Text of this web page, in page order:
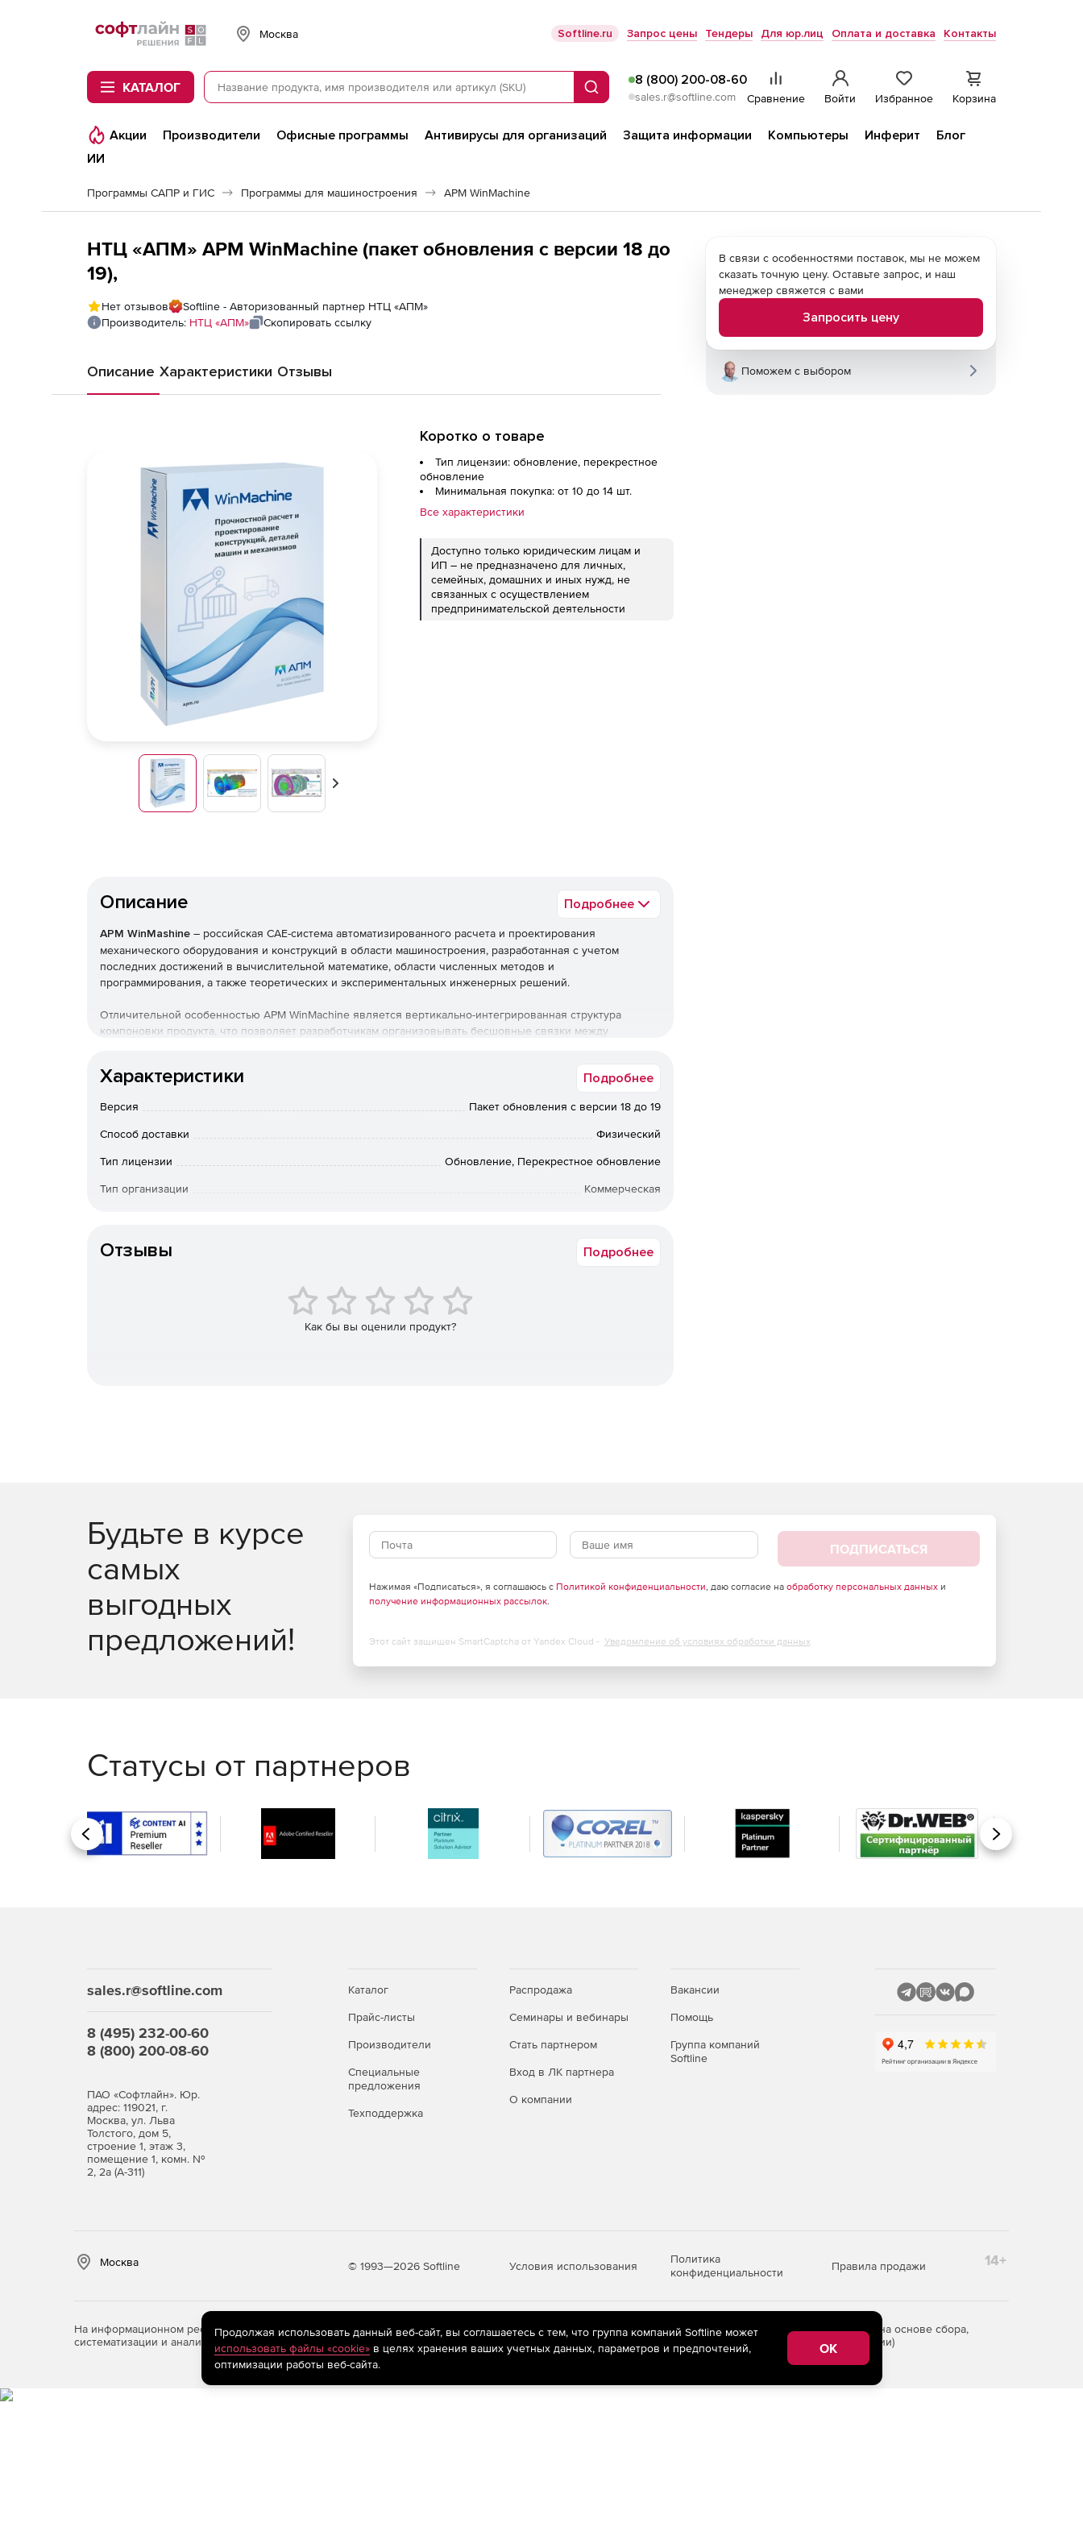
Softline
Москва Softline.ru Запрос цены Тендеры Для юр.лиц Оплата и доставка Контакты
КАТАЛОГ Поиск
8 (800) 200-08-60
sales.r@softline.com Сравнение Войти Избранное Корзина
Акции Производители Офисные программы Антивирусы для организаций Защита информации Компьютеры Инферит
Блог
ИИ
Программы САПР и ГИС Программы для машиностроения APM WinMachine
НТЦ «АПМ» APM WinMachine (пакет обновления с версии 18 до
19),
Нет отзывов
Softline - Авторизованный партнер НТЦ «АПМ»
Производитель: НТЦ «АПМ» Скопировать ссылку
Описание Характеристики Отзывы
Вперед
Коротко о товаре
Тип лицензии: обновление, перекрестное
обновление
Минимальная покупка: от 10 до 14 шт.
Все характеристики
Доступно только юридическим лицам и
ИП – не предназначено для личных,
семейных, домашних и иных нужд, не
связанных с осуществлением
предпринимательской деятельности
Описание Подробнее
APM WinMashine – российская CAE-система автоматизированного расчета и проектирования
механического оборудования и конструкций в области машиностроения, разработанная с учетом
последних достижений в вычислительной математике, области численных методов и
программирования, а также теоретических и экспериментальных инженерных решений.
Отличительной особенностью APM WinMachine является вертикально-интегрированная структура
компоновки продукта, что позволяет разработчикам организовывать бесшовные связки между
Программный продукт APM WinMachine построен по модульной схеме, что обеспечивает удобство его
Графические средства (2D и 3D препроцессор для подготовки геометрии к расчетам).
Детали машин и соединения (расчеты типовых деталей машин, механизмов, а также их соединений,
Конечно-элементный анализ (анализ прочности, устойчивости, собственной и вынужденной
динамики конструкций при статических и динамических силовых и температурных воздействиях).
Базы данных (массивы справочной информации в текстовом и графическом видах по параметрам
материалов, стандартным сечениям металлопроката и т. п.).
Характеристики Подробнее
Версия Пакет обновления с версии 18 до 19
Способ доставки Физический
Тип лицензии Обновление, Перекрестное обновление
Тип организации Коммерческая
Особенности доставки
вопросам приобретения предыдущих коробочных версий обращайтесь к
менеджерам Softline.
Отзывы Подробнее
Как бы вы оценили продукт?
В связи с особенностями поставок, мы не можем
сказать точную цену. Оставьте запрос, и наш
менеджер свяжется с вами
Запросить цену
Поможем с выбором
Будьте в курсе
самых
выгодных
предложений!
ПОДПИСАТЬСЯ
Нажимая «Подписаться», я соглашаюсь с Политикой конфиденциальности, даю согласие на обработку персональных данныхи
получение информационных рассылок.
Этот сайт защищен SmartCaptcha от Yandex Cloud - Уведомление об условиях обработки данных
Статусы от партнеров
Назад Вперед
sales.r@softline.com
8 (495) 232-00-60
8 (800) 200-08-60
ПАО «Софтлайн». Юр.
адрес: 119021, г.
Москва, ул. Льва
Толстого, дом 5,
строение 1, этаж 3,
помещение 1, комн. №
2, 2а (А-311)
Каталог
Прайс-листы
Производители
Специальные
предложения
Техподдержка
Распродажа
Семинары и вебинары
Стать партнером
Вход в ЛК партнера
О компании
Вакансии
Помощь
Группа компаний
Softline
Москва © 1993—2026 Softline Условия использования
Политика
конфиденциальности
Правила продажи 14+
На информационном ресурсе store.softline.ru применяютсярекомендательные технологии(информационные технологии предоставления информации на основе сбора,
систематизации и анализа сведений, относящихся к предпочтениям пользователей сети «Интернет», находящихся на территории Российской Федерации)
Продолжая использовать данный веб-сайт, вы соглашаетесь с тем, что группа компаний Softline может
использовать файлы «cookie»в целях хранения ваших учетных данных, параметров и предпочтений,
оптимизации работы веб-сайта.
OK